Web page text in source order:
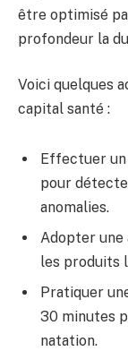
être optimisé
profondeur la
Voici quelques
capital santé :
Effectuer un
pour
anomalies.
Adopter une
les produits
Pratiquer
30 minutes
natation.